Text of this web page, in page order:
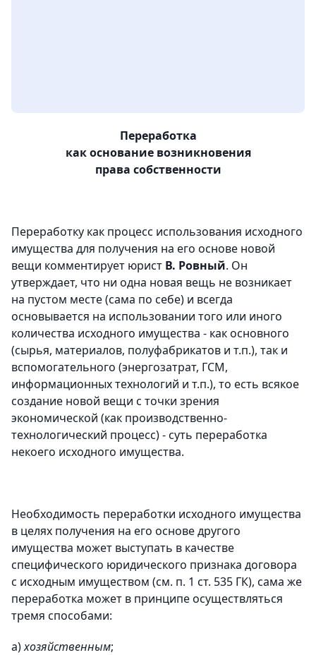
Переработка
как основание возникновения
права собственности
Переработку как процесс использования исходного
имущества для получения на его основе новой
вещи комментирует юрист В. Ровный. Он
утверждает, что ни одна новая вещь не возникает
на пустом месте (сама по себе) и всегда
основывается на использовании того или иного
количества исходного имущества - как основного
(сырья, материалов, полуфабрикатов и т.п.), так и
вспомогательного (энергозатрат, ГСМ,
информационных технологий и т.п.), то есть всякое
создание новой вещи с точки зрения
экономической (как производственно-
технологический процесс) - суть переработка
некоего исходного имущества.
Необходимость переработки исходного имущества
в целях получения на его основе другого
имущества может выступать в качестве
специфического юридического признака договора
с исходным имуществом (см. п. 1 ст. 535 ГК), сама же
переработка может в принципе осуществляться
тремя способами:
a)хозяйственным;